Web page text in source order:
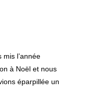
l’année
à Noël et nous
éparpillée un